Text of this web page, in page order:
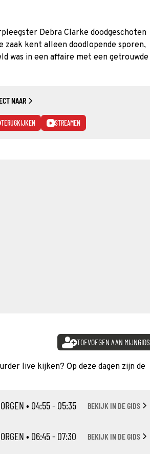
Debra Clarke doodgeschoten
zaak kent alleen doodlopende sporen,
was in een affaire met een getrouwde
NAAR
TERUGKIJKEN STREAMEN
TOEVOEGEN AAN MIJNGIDS
live kijken? Op deze dagen zijn de
• 04:55 - 05:35 BEKIJK IN DE GIDS
• 06:45 - 07:30 BEKIJK IN DE GIDS